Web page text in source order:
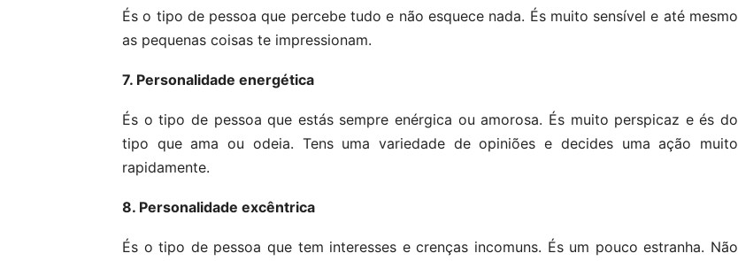
És o tipo de pessoa que percebe tudo e não esquece nada. És muito sensível e até mesmo
as pequenas coisas te impressionam.
7. Personalidade energética
És o tipo de pessoa que estás sempre enérgica ou amorosa. És muito perspicaz e és do
tipo que ama ou odeia. Tens uma variedade de opiniões e decides uma ação muito
rapidamente.
8. Personalidade excêntrica
És o tipo de pessoa que tem interesses e crenças incomuns. És um pouco estranha. Não